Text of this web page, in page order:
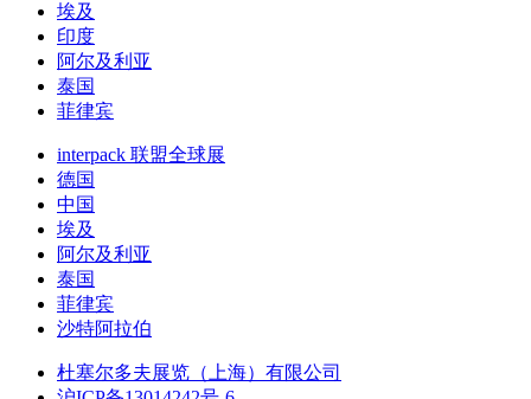
埃及
印度
阿尔及利亚
泰国
菲律宾
interpack 联盟全球展
德国
中国
埃及
阿尔及利亚
泰国
菲律宾
沙特阿拉伯
杜塞尔多夫展览（上海）有限公司